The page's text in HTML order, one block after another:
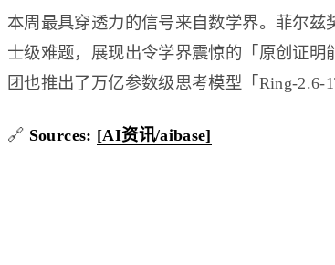
本周最具穿透力的信号来自数学界。菲尔兹
士级难题，展现出令学界震惊的「原创证
团也推出了万亿参数级思考模型「Ring-
🔗 Sources: [AI资讯/aibase]